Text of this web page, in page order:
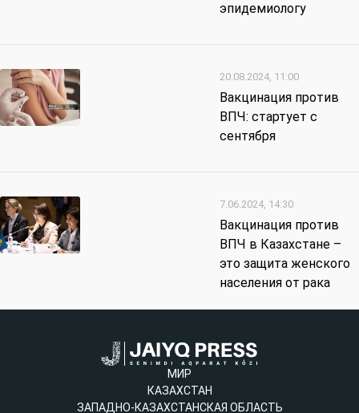
эпидемиологу
20.08.2024, 11:00
Вакцинация против
ВПЧ: стартует с
сентября
7.06.2024, 14:30
Вакцинация против
ВПЧ в Казахстане –
это защита женского
населения от рака
МИР
КАЗАХСТАН
ЗАПАДНО-КАЗАХСТАНСКАЯ ОБЛАСТЬ